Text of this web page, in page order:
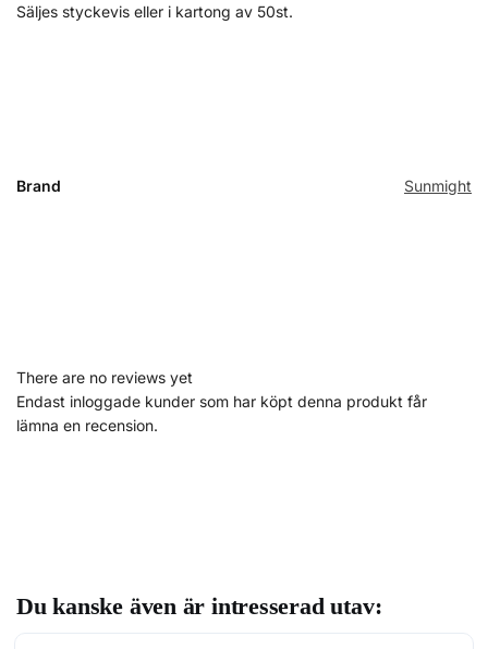
Säljes styckevis eller i kartong av 50st.
Brand Sunmight
There are no reviews yet
Endast inloggade kunder som har köpt denna produkt får
lämna en recension.
Du kanske även är intresserad utav: